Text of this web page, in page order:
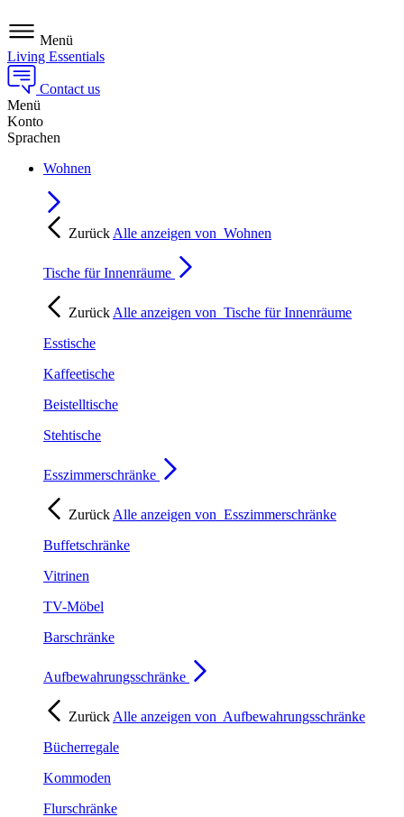
Menü
Living Essentials
Contact us
Menü
Konto
Sprachen
Wohnen
Zurück Alle anzeigen von Wohnen
Tische für Innenräume
Zurück Alle anzeigen von Tische für Innenräume
Esstische
Kaffeetische
Beistelltische
Stehtische
Esszimmerschränke
Zurück Alle anzeigen von Esszimmerschränke
Buffetschränke
Vitrinen
TV-Möbel
Barschränke
Aufbewahrungsschränke
Zurück Alle anzeigen von Aufbewahrungsschränke
Bücherregale
Kommoden
Flurschränke